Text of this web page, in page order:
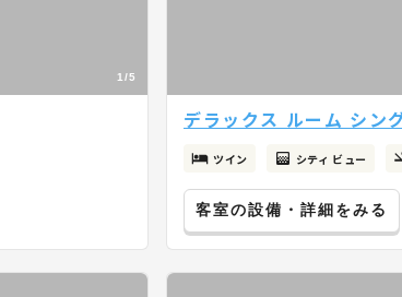
1/5
デラックス ルーム シン
ツイン シティ ビュー
客室の設備・詳細をみる